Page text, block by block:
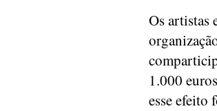
Os artistas
1.000
esse efeito